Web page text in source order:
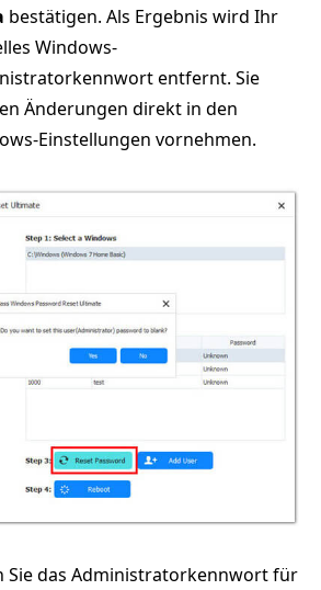
bestätigen. Als Ergebnis wird Ihr
Windows-
entfernt. Sie
Änderungen direkt in den
Einstellungen vornehmen.
Sie das Administratorkennwort für